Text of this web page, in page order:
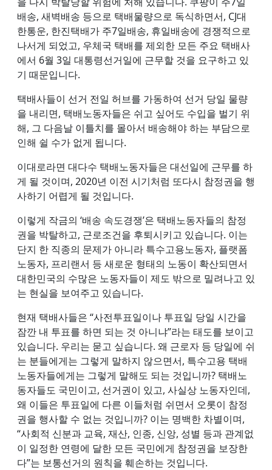
배송, 새벽배송 등으로 택배물량으로 독식하면서, CJ대
한통운, 한진택배가 주7일배송, 휴일배송에 경쟁적으로
나서게 되었고, 우체국 택배를 제외한 모든 주요 택배사
에서 6월 3일 대통령선거일에 근무할 것을 요구하고 있
기 때문입니다.
택배사들이 선거 전일 허브를 가동하여 선거 당일 물량
을 내리면, 택배노동자들은 쉬고 싶어도 수입을 벌기 위
해, 그 다음날 이틀치를 몰아서 배송해야 하는 부담으로
인해 쉴 수가 없게 됩니다.
이대로라면 대다수 택배노동자들은 대선일에 근무를 하
게 될 것이며, 2020년 이전 시기처럼 또다시 참정권을 행
사하기 어렵게 될 것입니다.
이렇게 작금의 ‘배송 속도경쟁’은 택배노동자들의 참정
권을 박탈하고, 근로조건을 후퇴시키고 있습니다. 이는
단지 한 직종의 문제가 아니라 특수고용노동자, 플랫폼
노동자, 프리랜서 등 새로운 형태의 노동이 확산되면서
대한민국의 수많은 노동자들이 제도 밖으로 밀려나고 있
는 현실을 보여주고 있습니다.
현재 택배사들은 “사전투표일이나 투표일 당일 시간을
잠깐 내 투표를 하면 되는 것 아니냐”라는 태도를 보이고
있습니다. 우리는 묻고 싶습니다. 왜 근로자 등 당일에 쉬
는 분들에게는 그렇게 말하지 않으면서, 특수고용 택배
노동자들에게는 그렇게 말해도 되는 것입니까? 택배노
동자들도 국민이고, 선거권이 있고, 사실상 노동자인데,
왜 이들은 투표일에 다른 이들처럼 쉬면서 오롯이 참정
권을 행사할 수 없는 것입니까? 이는 명백한 차별이며,
“사회적 신분과 교육, 재산, 인종, 신앙, 성별 등과 관계없
이 일정한 연령에 달한 모든 국민에게 참정권을 보장한
다”는 보통선거의 원칙을 훼손하는 것입니다.